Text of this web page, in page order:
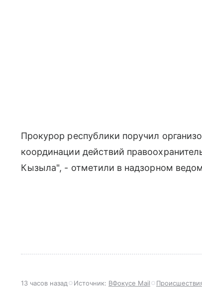
Прокурор республики поручил
координации действий
Кызыла", - отметили в надзорном
13 часов назад Источник: ВФокусе Mail